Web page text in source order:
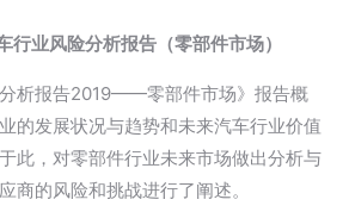
行业风险分析报告（零部件市场）
分析报告2019——零部件市场》报告概
的发展状况与趋势和未来汽车行业价值
此，对零部件行业未来市场做出分析与
商的风险和挑战进行了阐述。